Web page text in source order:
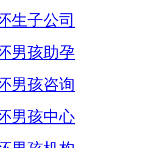
生子公司
男孩助孕
男孩咨询
男孩中心